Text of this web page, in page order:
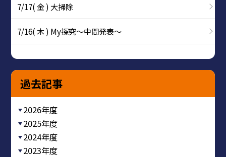
7/17( 金 ) 大掃除
7/16( 木 ) My探究～中間発表～
過去記事
2026年度
2025年度
2024年度
2023年度